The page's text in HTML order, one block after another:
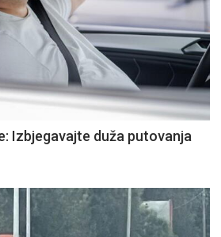
Izbjegavajte duža putovanja